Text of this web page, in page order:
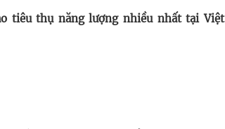
tiêu thụ năng lượng nhiều nhất tại Việt